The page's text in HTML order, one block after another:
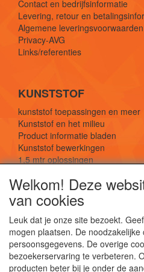
Contact en bedrijfsinformatie
Levering, retour en
Algemene leveringsvoorwaarden
Privacy-AVG
Links/referenties
KUNSTSTOF
kunststof toepassingen en meer
Kunststof en het milieu
Product informatie bladen
Kunststof bewerkingen
1,5 mtr oplossingen
SOCIALE MEDIA
Welkom! Deze
van cookies
Leuk dat je onze site bezoekt.
mogen plaatsen. De
persoonsgegevens. De overige
bezoekerservaring te verbeteren.
producten beter bij je onder de